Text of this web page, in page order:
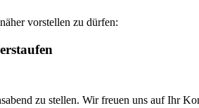
vorstellen zu dürfen:
zu stellen. Wir freuen uns auf Ihr